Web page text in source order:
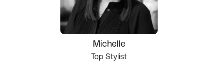
Michelle
Top Stylist